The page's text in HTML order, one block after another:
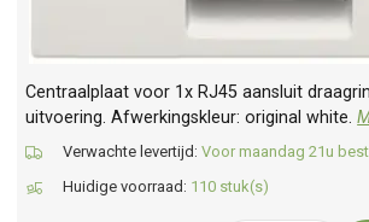
Centraalplaat voor 1x RJ45 aansluit
uitvoering. Afwerkingskleur: original white.
Verwachte levertijd: Voor maandag 21u
Huidige voorraad: 110 stuk(s)